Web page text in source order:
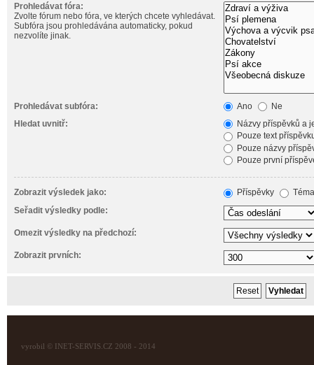
Prohledávat fóra:
Zvolte fórum nebo fóra, ve kterých chcete vyhledávat.
Subfóra jsou prohledávána automaticky, pokud
nezvolíte jinak.
Prohledávat subfóra: Ano
Ne
Hledat uvnitř:
Názvy příspěvků a
Pouze text
Pouze názvy
Pouze první
Zobrazit výsledek jako: Příspěvky
Seřadit výsledky podle:
Omezit výsledky na předchozí:
Zobrazit prvních:
vyrobil © INET-SERVIS.CZ 2008 - 2014